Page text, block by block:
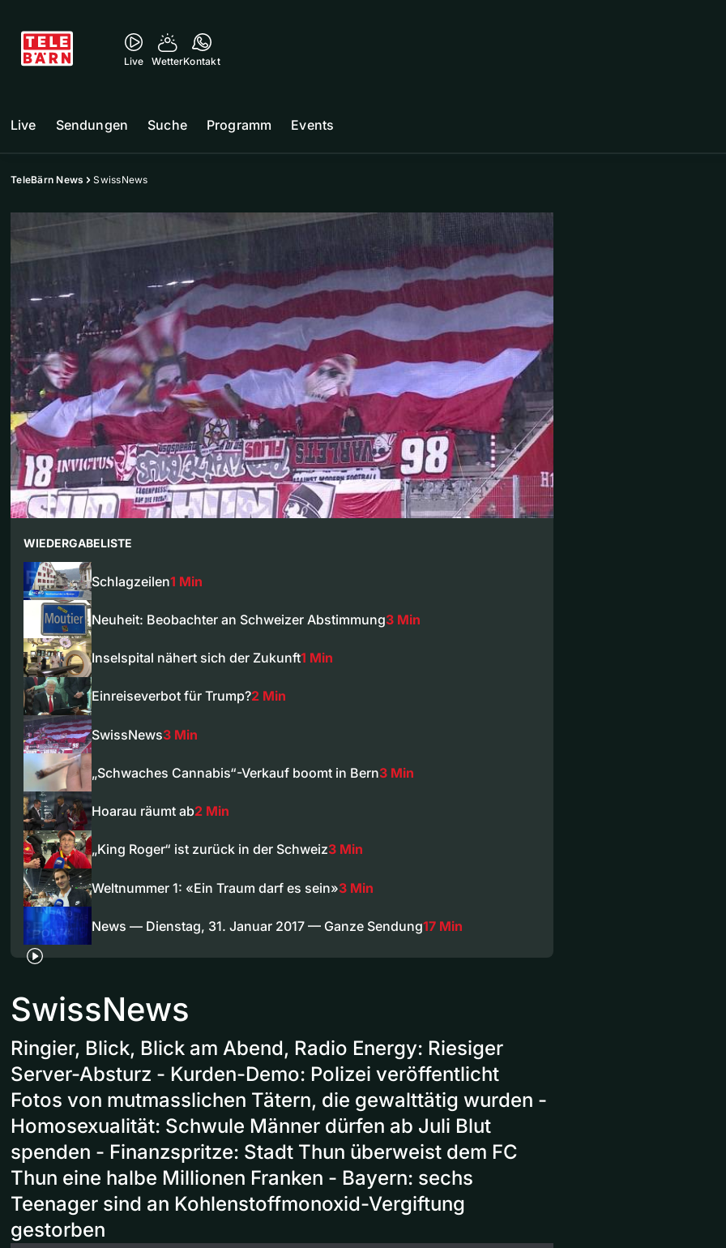
Live WetterKontakt
Live Sendungen Suche Programm Events
TeleBärn News SwissNews
WIEDERGABELISTE
Schlagzeilen1 Min
Neuheit: Beobachter an Schweizer Abstimmung3 Min
Inselspital nähert sich der Zukunft1 Min
Einreiseverbot für Trump?2 Min
SwissNews3 Min
„Schwaches Cannabis“-Verkauf boomt in Bern3 Min
Hoarau räumt ab2 Min
„King Roger“ ist zurück in der Schweiz3 Min
Weltnummer 1: «Ein Traum darf es sein»3 Min
News — Dienstag, 31. Januar 2017 — Ganze Sendung17 Min
SwissNews
Ringier, Blick, Blick am Abend, Radio Energy: Riesiger
Server-Absturz - Kurden-Demo: Polizei veröffentlicht
Fotos von mutmasslichen Tätern, die gewalttätig wurden -
Homosexualität: Schwule Männer dürfen ab Juli Blut
spenden - Finanzspritze: Stadt Thun überweist dem FC
Thun eine halbe Millionen Franken - Bayern: sechs
Teenager sind an Kohlenstoffmonoxid-Vergiftung
gestorben